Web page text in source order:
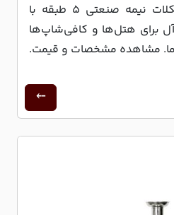
خرید دستگاه آبشار شکلات نیمه صنعتی ۵ طبقه با
ایده‌آل برای هتل‌ها و کافی‌شاپ‌ها
مشاهده مشخصات و قیمت.